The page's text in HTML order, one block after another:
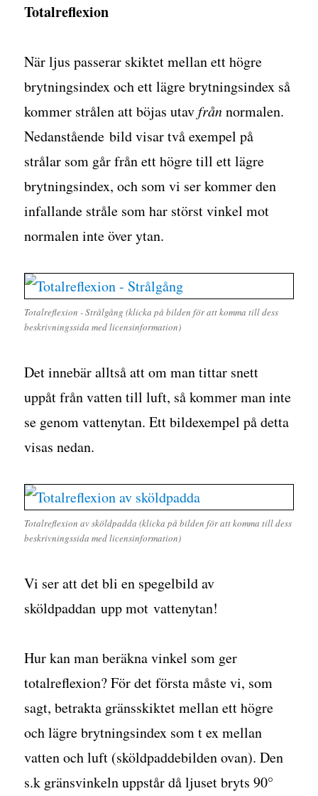
Totalreflexion
När ljus passerar skiktet mellan ett högre
brytningsindex och ett lägre brytningsindex så
kommer strålen att böjas utavfrånnormalen.
Nedanstående bild visar två exempel på
strålar som går från ett högre till ett lägre
brytningsindex, och som vi ser kommer den
infallande stråle som har störst vinkel mot
normalen inte över ytan.
Totalreflexion - Strålgång (klicka på bilden för att komma till dess
beskrivningssida med licensinformation)
Det innebär alltså att om man tittar snett
uppåt från vatten till luft, så kommer man inte
se genom vattenytan. Ett bildexempel på detta
visas nedan.
Totalreflexion av sköldpadda (klicka på bilden för att komma till dess
beskrivningssida med licensinformation)
Vi ser att det bli en spegelbild av
sköldpaddan upp mot vattenytan!
Hur kan man beräkna vinkel som ger
totalreflexion? För det första måste vi, som
sagt, betrakta gränsskiktet mellan ett högre
och lägre brytningsindex som t ex mellan
vatten och luft (sköldpaddebilden ovan). Den
s.k gränsvinkeln uppstår då ljuset bryts 90°